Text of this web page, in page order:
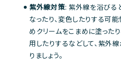
紫外線対策: 紫外線を浴びる
なったり、変色したりする可
めクリームをこまめに塗った
用したりするなどして、紫外
りましょう。